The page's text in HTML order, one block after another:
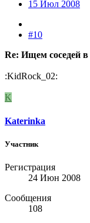
15 Июл 2008
#10
Re: Ищем соседей
:KidRock_02:
K
Katerinka
Участник
Регистрация
24 Июн 2008
Сообщения
108